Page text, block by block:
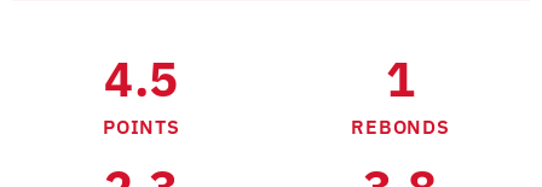
4.5
POINTS
1
REBONDS